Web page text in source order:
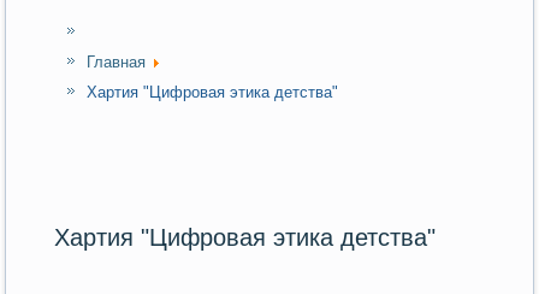
Главная
Хартия "Цифровая этика детства"
Хартия "Цифровая этика детства"